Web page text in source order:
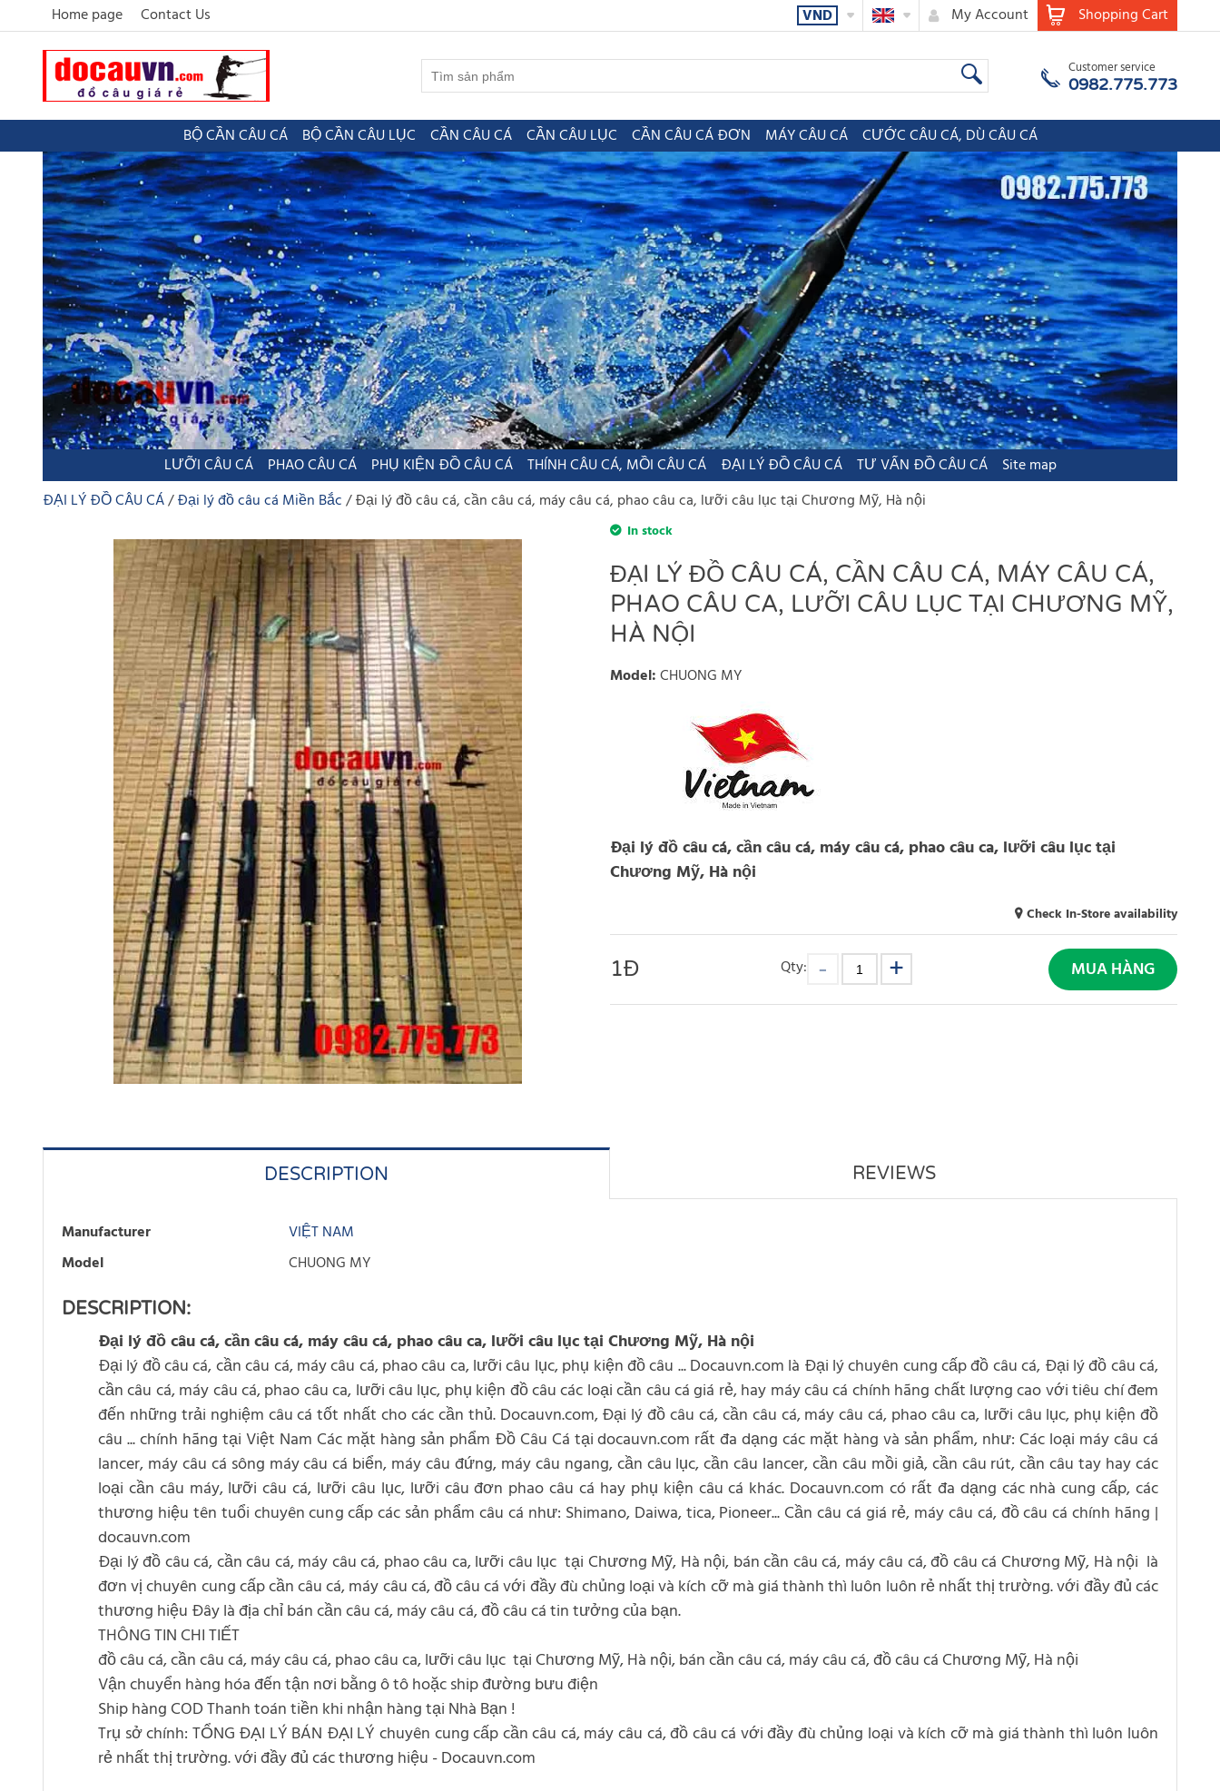
Home page Contact Us Shopping Cart
My Account
VND
Customer service
0982.775.773
BỘ CẦN CÂU CÁ BỘ CẦN CÂU LỤC CẦN CÂU CÁ CẦN CÂU LỤC CẦN CÂU CÁ ĐƠN MÁY CÂU CÁ CƯỚC CÂU CÁ, DÙ CÂU CÁ
LƯỠI CÂU CÁ PHAO CÂU CÁ PHỤ KIỆN ĐỒ CÂU CÁ THÍNH CÂU CÁ, MỒI CÂU CÁ ĐẠI LÝ ĐỒ CÂU CÁ TƯ VẤN ĐỒ CÂU CÁ
Site map
ĐẠI LÝ ĐỒ CÂU CÁ Đại lý đồ câu cá Miền Bắc Đại lý đồ câu cá, cần câu cá, máy câu cá, phao câu ca, lưỡi câu lục tại Chương Mỹ, Hà nội
In stock
ĐẠI LÝ ĐỒ CÂU CÁ, CẦN CÂU CÁ, MÁY CÂU CÁ,
PHAO CÂU CA, LƯỠI CÂU LỤC TẠI CHƯƠNG MỸ,
HÀ NỘI
Model:CHUONG MY
Đại lý đồ câu cá, cần câu cá, máy câu cá, phao câu ca, lưỡi câu lục tại
Chương Mỹ, Hà nội
Check In-Store availability
1Đ Qty: MUA HÀNG
DESCRIPTION REVIEWS
Manufacturer
VIỆT NAM
Model
CHUONG MY
DESCRIPTION:
Đại lý đồ câu cá, cần câu cá, máy câu cá, phao câu ca, lưỡi câu lục tại Chương Mỹ, Hà nội
Đại lý đồ câu cá, cần câu cá, máy câu cá, phao câu ca, lưỡi câu lục, phụ kiện đồ câu ... Docauvn.com là Đại lý chuyên cung cấp đồ câu cá, Đại lý đồ câu cá,
cần câu cá, máy câu cá, phao câu ca, lưỡi câu lục, phụ kiện đồ câu các loại cần câu cá giá rẻ, hay máy câu cá chính hãng chất lượng cao với tiêu chí đem
đến những trải nghiệm câu cá tốt nhất cho các cần thủ. Docauvn.com, Đại lý đồ câu cá, cần câu cá, máy câu cá, phao câu ca, lưỡi câu lục, phụ kiện đồ
câu ... chính hãng tại Việt Nam Các mặt hàng sản phẩm Đồ Câu Cá tại docauvn.com rất đa dạng các mặt hàng và sản phẩm, như: Các loại máy câu cá
lancer, máy câu cá sông máy câu cá biển, máy câu đứng, máy câu ngang, cần câu lục, cần câu lancer, cần câu mồi giả, cần câu rút, cần câu tay hay các
loại cần câu máy, lưỡi câu cá, lưỡi câu lục, lưỡi câu đơn phao câu cá hay phụ kiện câu cá khác. Docauvn.com có rất đa dạng các nhà cung cấp, các
thương hiệu tên tuổi chuyên cung cấp các sản phẩm câu cá như: Shimano, Daiwa, tica, Pioneer... Cần câu cá giá rẻ, máy câu cá, đồ câu cá chính hãng |
docauvn.com
Đại lý đồ câu cá, cần câu cá, máy câu cá, phao câu ca, lưỡi câu lục tại Chương Mỹ, Hà nội, bán cần câu cá, máy câu cá, đồ câu cá Chương Mỹ, Hà nội là
đơn vị chuyên cung cấp cần câu cá, máy câu cá, đồ câu cá với đầy đù chủng loại và kích cỡ mà giá thành thì luôn luôn rẻ nhất thị trường. với đầy đủ các
thương hiệu Đây là địa chỉ bán cần câu cá, máy câu cá, đồ câu cá tin tưởng của bạn.
THÔNG TIN CHI TIẾT
đồ câu cá, cần câu cá, máy câu cá, phao câu ca, lưỡi câu lục tại Chương Mỹ, Hà nội, bán cần câu cá, máy câu cá, đồ câu cá Chương Mỹ, Hà nội
Vận chuyển hàng hóa đến tận nơi bằng ô tô hoặc ship đường bưu điện
Ship hàng COD Thanh toán tiền khi nhận hàng tại Nhà Bạn !
Trụ sở chính: TỔNG ĐẠI LÝ BÁN ĐẠI LÝ chuyên cung cấp cần câu cá, máy câu cá, đồ câu cá với đầy đù chủng loại và kích cỡ mà giá thành thì luôn luôn
rẻ nhất thị trường. với đầy đủ các thương hiệu - Docauvn.com